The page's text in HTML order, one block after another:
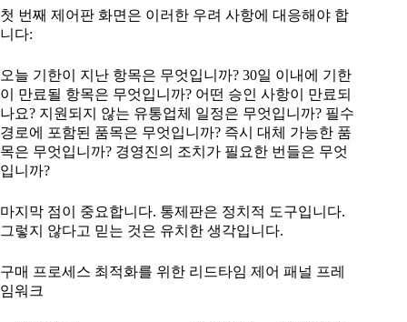
첫 번째 제어판 화면은 이러한 우려 사항에 대응해야 합
니다:
오늘 기한이 지난 항목은 무엇입니까? 30일 이내에 기한
이 만료될 항목은 무엇입니까? 어떤 승인 사항이 만료되
나요? 지원되지 않는 유통업체 일정은 무엇입니까? 필수
경로에 포함된 품목은 무엇입니까? 즉시 대체 가능한 품
목은 무엇입니까? 경영진의 조치가 필요한 번들은 무엇
입니까?
마지막 점이 중요합니다. 통제판은 정치적 도구입니다.
그렇지 않다고 믿는 것은 유치한 생각입니다.
구매 프로세스 최적화를 위한 리드타임 제어 패널 프레
임워크